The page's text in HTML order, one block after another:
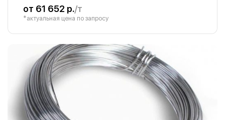
от 61 652 р./т
*актуальная цена по запросу